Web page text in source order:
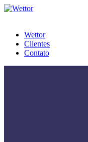
Wettor
Clientes
Contato